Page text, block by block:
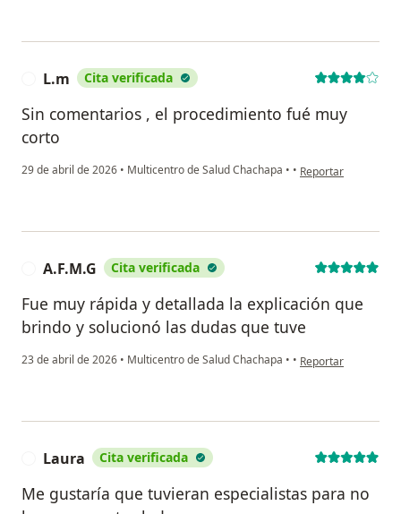
L.m Cita verificada
Sin comentarios , el procedimiento fué muy
corto
29 de abril de 2026 • Multicentro de Salud Chachapa • • en opinión del
Reportar
A.F.M.G Cita verificada
Fue muy rápida y detallada la explicación que
brindo y solucionó las dudas que tuve
23 de abril de 2026 • Multicentro de Salud Chachapa • • en opinión del
Reportar
Laura Cita verificada
Me gustaría que tuvieran especialistas para no